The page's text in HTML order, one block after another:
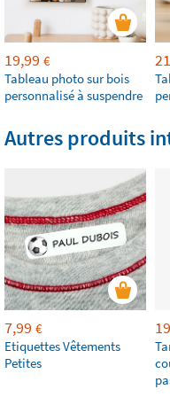
19,99 €
Tableau photo sur bois
personnalisé à suspendre
Autres produits
7,99 €
Etiquettes Vêtements
Petites